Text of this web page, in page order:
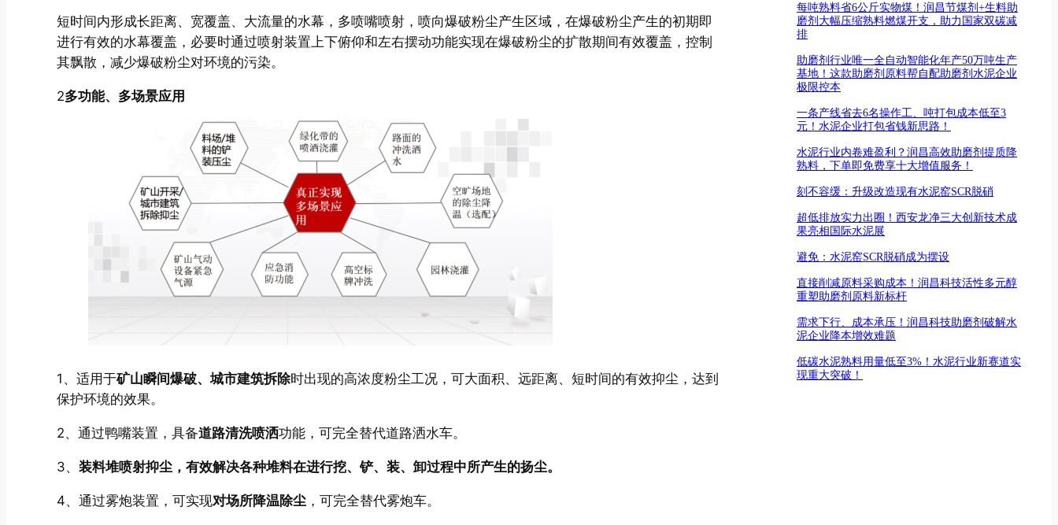
短时间内形成长距离、宽覆盖、大流量的水幕，多喷嘴喷射，喷向爆破粉尘产生区域，在爆破粉尘产生的初期即
进行有效的水幕覆盖，必要时通过喷射装置上下俯仰和左右摆动功能实现在爆破粉尘的扩散期间有效覆盖，控制
其飘散，减少爆破粉尘对环境的污染。
2多功能、多场景应用
1、适用于矿山瞬间爆破、城市建筑拆除时出现的高浓度粉尘工况，可大面积、远距离、短时间的有效抑尘，达到
保护环境的效果。
2、通过鸭嘴装置，具备道路清洗喷洒功能，可完全替代道路洒水车。
3、 装料堆喷射抑尘，有效解决各种堆料在进行挖、铲、装、卸过程中所产生的扬尘。
4、通过雾炮装置，可实现对场所降温除尘 ，可完全替代雾炮车。
每吨熟料省6公斤实物煤！润昌节煤剂+生料助
磨剂大幅压缩熟料燃煤开支，助力国家双碳减
排
助磨剂行业唯一全自动智能化年产50万吨生产
基地！这款助磨剂原料帮自配助磨剂水泥企业
极限控本
一条产线省去6名操作工、吨打包成本低至3
元！水泥企业打包省钱新思路！
水泥行业内卷难盈利？润昌高效助磨剂提质降
熟料，下单即免费享十大增值服务！
刻不容缓：升级改造现有水泥窑SCR脱硝
超低排放实力出圈！西安龙净三大创新技术成
果亮相国际水泥展
避免：水泥窑SCR脱硝成为摆设
直接削减原料采购成本！润昌科技活性多元醇
重塑助磨剂原料新标杆
需求下行、成本承压！润昌科技助磨剂破解水
泥企业降本增效难题
低碳水泥熟料用量低至3%！水泥行业新赛道实
现重大突破！